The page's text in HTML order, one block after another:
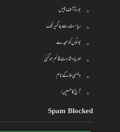
بورڈ آف پیس
ریاست سے جاگیر تک
بوٹوں کو سجدے
اور بادشاہت قائم ہو گئی
دیسی ملا کے نام
آج کا حسین!
Spam Blocked